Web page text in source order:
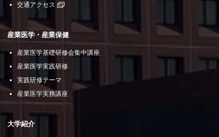
交通アクセス
産業医学・産業保健
産業医学基礎研修会集中講座
産業医学実践研修
実践研修テーマ
産業医学実務講座
大学紹介